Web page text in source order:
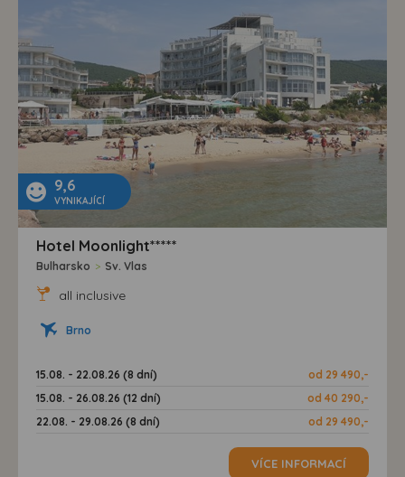
9,6
VYNIKAJÍCÍ
Hotel Moonlight*****
Bulharsko > Sv. Vlas
all inclusive
Brno
15.08. - 22.08.26 (8 dní)
od 29 490,-
15.08. - 26.08.26 (12 dní)
od 40 290,-
22.08. - 29.08.26 (8 dní)
od 29 490,-
VÍCE INFORMACÍ